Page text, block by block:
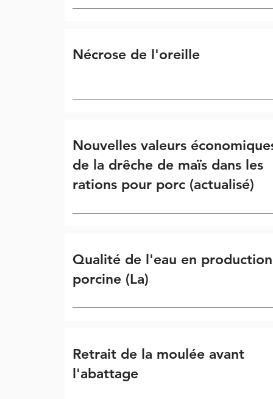
Nécrose de l'oreille
Nouvelles valeurs
de la drêche de maïs dans les
rations pour porc (actualisé)
Qualité de l'eau en production
porcine (La)
Retrait de la moulée avant
l'abattage